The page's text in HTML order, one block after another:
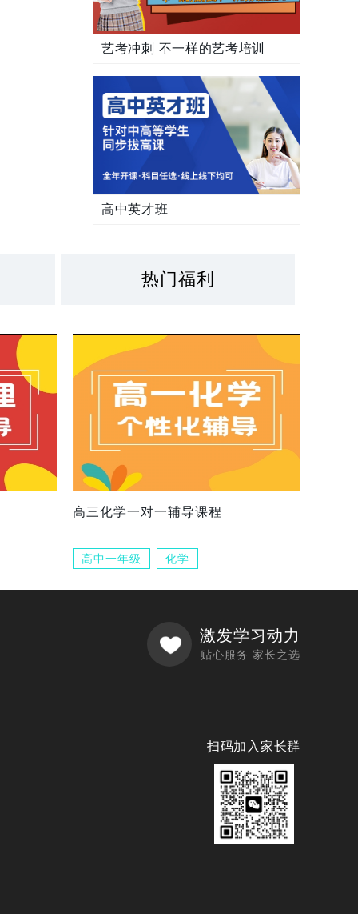
艺考冲刺 不一样的艺考培训
高中英才班
热门福利
高三化学一对一辅导课程
高中一年级 化学
激发学习动力
贴心服务 家长之选
扫码加入家长群